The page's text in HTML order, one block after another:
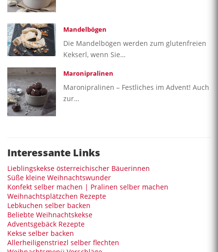
Mandelbögen
Die Mandelbögen werden zum glutenfreien
Kekserl, wenn Sie…
Maronipralinen
Maronipralinen – Festliches im Advent! Auch
zur…
Interessante Links
Lieblingskekse österreichischer Bäuerinnen
Süße kleine Weihnachtswunder
Konfekt selber machen | Pralinen selber machen
Weihnachtsplätzchen Rezepte
Lebkuchen selber backen
Beliebte Weihnachtskekse
Adventsgebäck Rezepte
Kekse selber backen
Allerheiligenstriezl selber flechten